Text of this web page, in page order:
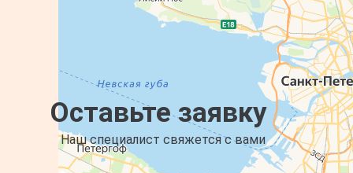
Оставьте заявку
Наш специалист свяжется с вами